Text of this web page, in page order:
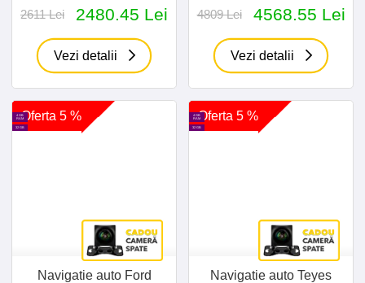
2611 Lei 2480.45 Lei
Vezi detalii
4809 Lei 4568.55 Lei
Vezi detalii
Oferta 5 %
4 GB
RAM
32 GB
Navigatie auto Ford
Oferta 5 %
4 GB
RAM
32 GB
Navigatie auto Teyes